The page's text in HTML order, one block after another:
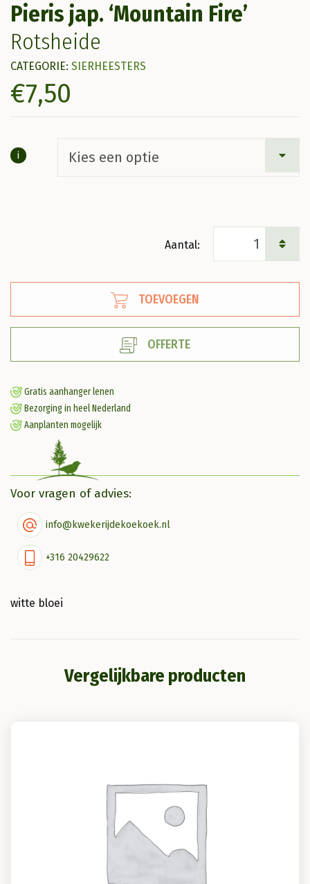
Pieris jap. ‘Mountain Fire’
Rotsheide
CATEGORIE: SIERHEESTERS
€7,50
i
jap.
'Mountain
Rotsheide
TOEVOEGEN
OFFERTE
Gratis aanhanger lenen
Bezorging in heel Nederland
Aanplanten mogelijk
Voor vragen of advies:
info@kwekerijdekoekoek.nl
+316 20429622
witte bloei
Vergelijkbare producten